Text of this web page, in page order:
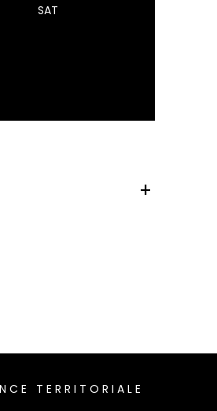
SAT
TERRITORIALE